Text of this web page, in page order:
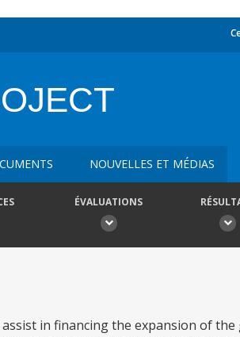
NOUVELLES ET MÉDIAS
ÉVALUATIONS
in financing the expansion of